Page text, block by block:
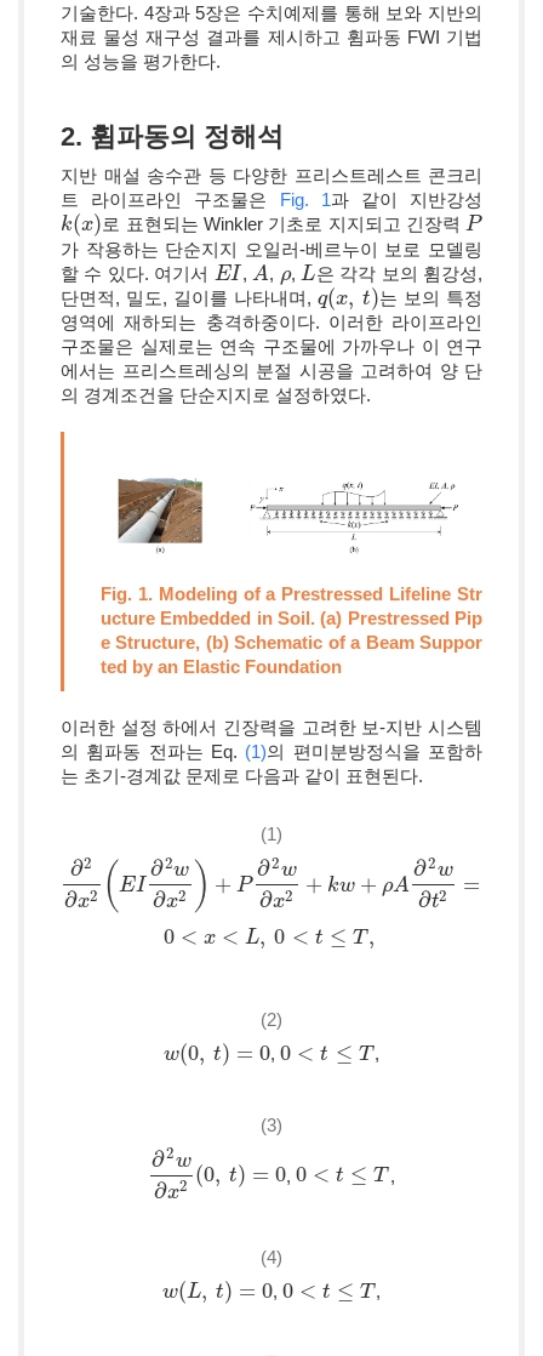
기술한다. 4장과 5장은 수치예제를 통해 보와 지반의
재료 물성 재구성 결과를 제시하고 휨파동 FWI 기법
의 성능을 평가한다.
2. 휨파동의 정해석
지반 매설 송수관 등 다양한 프리스트레스트 콘크리
트 라이프라인 구조물은 Fig. 1과 같이 지반강성
k(x)
k(x) 로 표현되는 Winkler 기초로 지지되고 긴장력 P
P
가 작용하는 단순지지 오일러-베르누이 보로 모델링
할 수 있다. 여기서 EI
EI , A
A , ρ
ρ, L
L 은 각각 보의 휨강성,
단면적, 밀도, 길이를 나타내며, q(x, t)
q(x,t)
는 보의 특정
영역에 재하되는 충격하중이다. 이러한 라이프라인
구조물은 실제로는 연속 구조물에 가까우나 이 연구
에서는 프리스트레싱의 분절 시공을 고려하여 양 단
의 경계조건을 단순지지로 설정하였다.
Fig. 1. Modeling of a Prestressed Lifeline Str
ucture Embedded in Soil. (a) Prestressed Pip
e Structure, (b) Schematic of a Beam Suppor
ted by an Elastic Foundation
이러한 설정 하에서 긴장력을 고려한 보-지반 시스템
의 휨파동 전파는 Eq. (1)의 편미분방정식을 포함하
는 초기-경계값 문제로 다음과 같이 표현된다.
(1)
∂2
∂x2 (EI
∂2w
∂x2 ) + P
∂2w
∂x2 + kw + ρA
∂2w
∂t2 =
∂2∂x2 ( EI∂2 w∂x2) + P∂2 w∂x2+k w+ ρA∂2w ∂t2=q(x,t)
0 < x < L, 0 < t ≤ T ,
0<x<L, 0< t≤T,
(2)
w(0, t) = 0
w(0,t) =0 ,0 < t ≤ T
0<t≤ T ,
(3)
∂2w
∂x2 (0, t) = 0
∂2w∂x2(0 t) = 0 ,0 < t ≤ T
0<t≤ T
(4)
w(L, t) = 0
w(L,t) =0 , 0 < t ≤ T
0<t≤ T ,